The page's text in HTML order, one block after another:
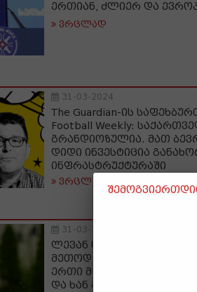
ერთიან, ძლიერ და
ვრცლად
31-03-2024
The Guardian-ის
Football Weekly:
გრანდიოზულია. მათ
დიდი ინვესტიცია
ინფრასტრუქტურაში
ვრცლად
31-03-2024
ლევან ნიკოლეიშვილი:
მეთოდებით ებრძვიან
ერთი მიუღებელი თემის
და ხან მეორის,